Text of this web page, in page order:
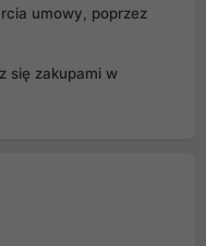
umowy, poprzez
się zakupami w